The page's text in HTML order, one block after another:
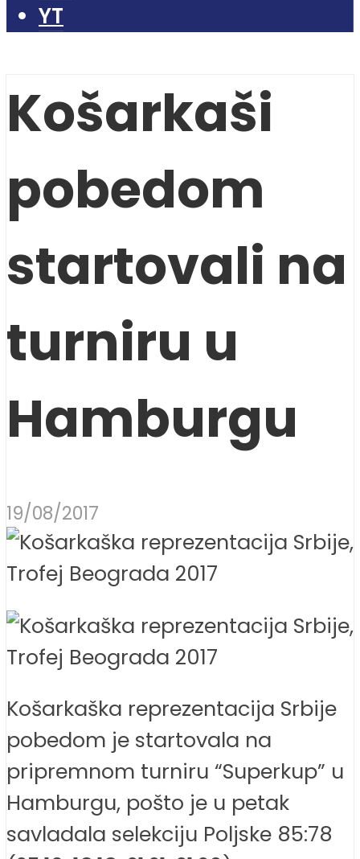
YT
Košarkaši
pobedom
startovali na
turniru u
Hamburgu
19/08/2017
Košarkaška reprezentacija Srbije
pobedom je startovala na
pripremnom turniru “Superkup” u
Hamburgu, pošto je u petak
savladala selekciju Poljske 85:78